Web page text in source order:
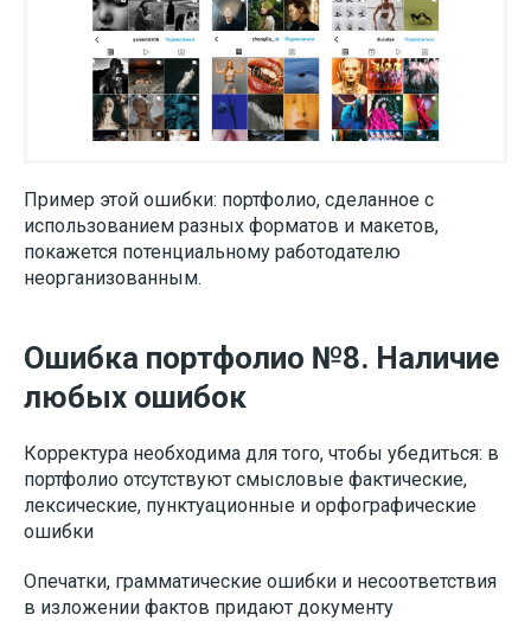
Пример этой ошибки: портфолио, сделанное с
использованием разных форматов и макетов,
покажется потенциальному работодателю
неорганизованным.
Ошибка портфолио №8. Наличие
любых ошибок
Корректура необходима для того, чтобы убедиться: в
портфолио отсутствуют смысловые фактические,
лексические, пунктуационные и орфографические
ошибки
Опечатки, грамматические ошибки и несоответствия
в изложении фактов придают документу